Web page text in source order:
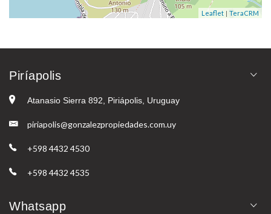
Leaflet | TeraCRM
Piríapolis
Atanasio Sierra 892, Piriápolis, Uruguay
piriapolis@gonzalezpropiedades.com.uy
+598 4432 4530
+598 4432 4535
Whatsapp